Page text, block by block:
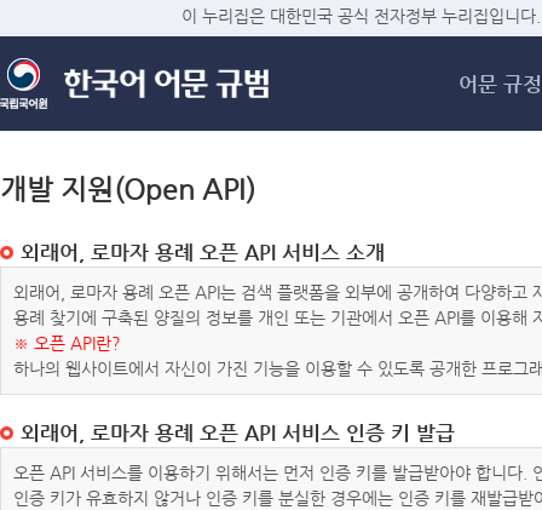
메
이 누리집은 대한민국 공식 전자정부 누리집입니다.
어문 규정
개발 지원(Open API)
외래어, 로마자 용례 오픈 API 서비스 소개
외래어, 로마자 용례 오픈 API는 검색 플랫폼을 외부에 공개하여 다양하
용례 찾기에 구축된 양질의 정보를 개인 또는 기관에서 오픈 API를 이용해
※ 오픈 API란?
하나의 웹사이트에서 자신이 가진 기능을 이용할 수 있도록 공개한 프로그
외래어, 로마자 용례 오픈 API 서비스 인증 키 발급
오픈 API 서비스를 이용하기 위해서는 먼저 인증 키를 발급받아야 합니다
인증 키가 유효하지 않거나 인증 키를 분실한 경우에는 인증 키를 재발급받